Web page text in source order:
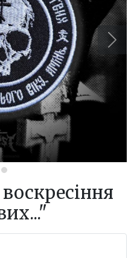
Next